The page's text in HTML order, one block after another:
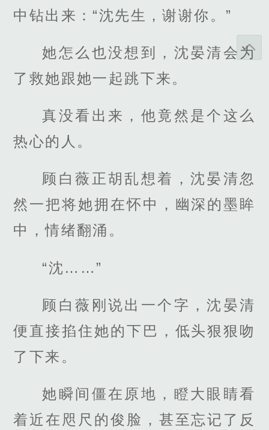
中钻出来：“沈先生，谢谢你。”
她怎么也没想到，沈晏清会为
了救她跟她一起跳下来。
真没看出来，他竟然是个这么
热心的人。
顾白薇正胡乱想着，沈晏清忽
然一把将她拥在怀中，幽深的墨眸
中，情绪翻涌。
“沈……”
顾白薇刚说出一个字，沈晏清
便直接掐住她的下巴，低头狠狠吻
了下来。
她瞬间僵在原地，瞪大眼睛看
着近在咫尺的俊脸，甚至忘记了反